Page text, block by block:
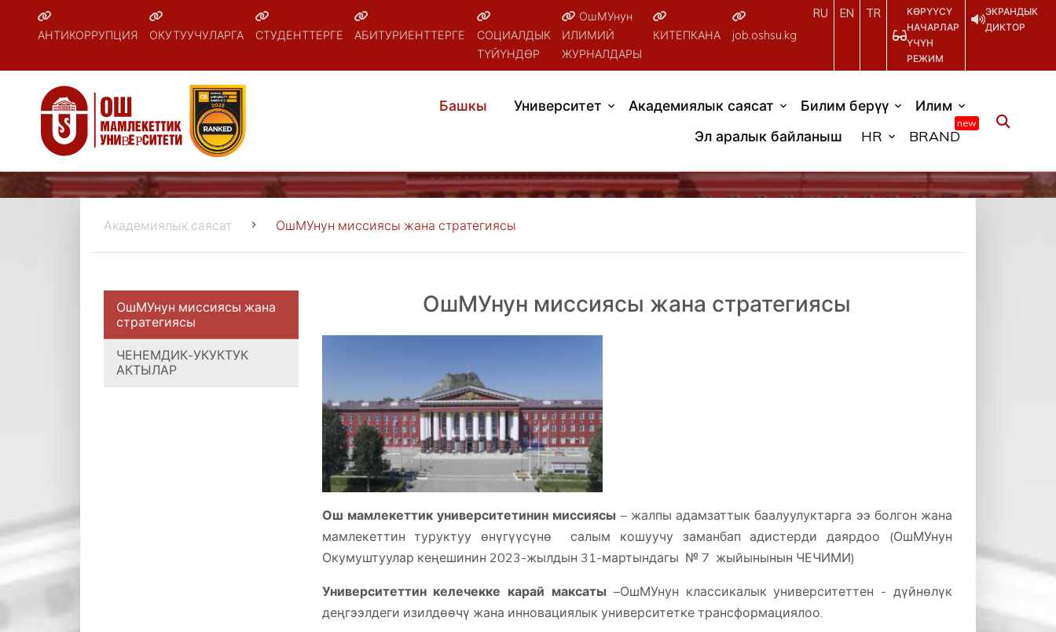
АНТИКОРРУПЦИЯ ОКУТУУЧУЛАРГА СТУДЕНТТЕРГЕ АБИТУРИЕНТТЕРГЕ
СОЦИАЛДЫК
ТҮЙҮНДӨР
ОшМУнун
ИЛИМИЙ
ЖУРНАЛДАРЫ
КИТЕПКАНА job.oshsu.kg
RU EN TR
КӨРҮҮСҮ
НАЧАРЛАР
ҮЧҮН
РЕЖИМ
ЭКРАНДЫК
ДИКТОР
Башкы Университет Академиялык саясат Билим берүү
Илим
Эл аралык байланыш
HR BRAND
new
Академиялык саясат ОшМУнун миссиясы жана стратегиясы
ОшМУнун миссиясы жана
стратегиясы
ЧЕНЕМДИК-УКУКТУК
АКТЫЛАР
ОшМУнун миссиясы жана стратегиясы
Ош мамлекеттик университетинин миссиясы – жалпы адамзаттык баалуулуктарга ээ болгон жана
мамлекеттин туруктуу өнүгүүсүнө салым кошуучу заманбап адистерди даярдоо (ОшМУнун
Окумуштуулар кеңешинин 2023-жылдын 31-мартындагы № 7 жыйынынын ЧЕЧИМИ)
Университеттин келечекке карай максаты –ОшМУнун классикалык университеттен - дүйнөлүк
деңгээлдеги изилдөөчү жана инновациялык университетке трансформациялоо.